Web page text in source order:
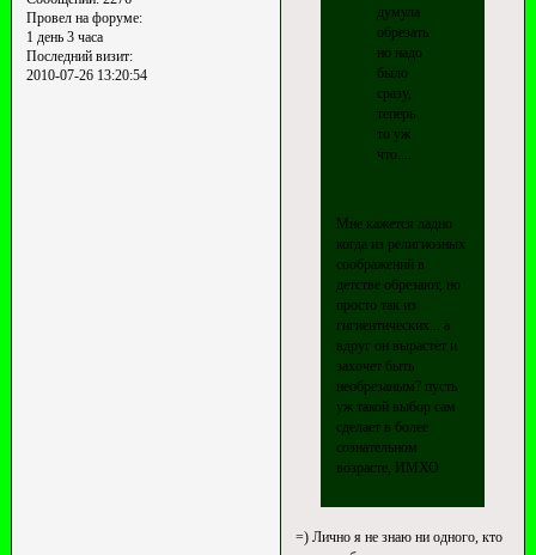
Провел на форуме:
1 день 3 часа
Последний визит:
2010-07-26 13:20:54
думула
обрезать,
но надо
было
сразу,
теперь
то уж
что....
Мне кажется ладно
когда из религиозных
соображений в
детстве обрезают, но
просто так из
гигиентических... а
вдруг он вырастет и
захочет быть
необрезаным? пусть
уж такой выбор сам
сделает в более
сознательном
возрасте, ИМХО
=) Лично я не знаю ни одного, кто